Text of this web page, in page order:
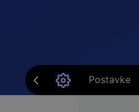
Postavke